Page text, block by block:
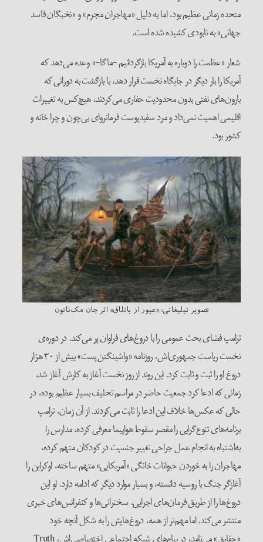
متحده زمانی عظیم بود، اما به دلیل «مهاجران مجرم» و «نخبگان فاسد
جهانی» به نابودی کشیده شده است.
شعار «عظمت را دوباره به آمریکا بازگردانیم -ماگا-» وعده می‌دهد که
آمریکا را بار دیگر در جایگاه نخست قرار دهد، با بازگشت به دورانی که
بارون‌های نفتی بدون محدودیت حفاری می‌کردند، هیچ‌کس به تغییرات
اقلیمی اهمیت نمی‌داد و مرد سفیدپوست فرمانروای بی‌چون و چرا خانه و
کشور بود.
تصویر تبلیغاتی: «عبور از باتلاق» اثر جان مک‌ناتون
ترامپ فضای بحث عمومی را با دروغ‌های فراوان پر می‌کند. در دوره‌ی
نخست ریاست جمهوری‌اش، روزنامه «واشینگتن پست» بیش از ۳۰ هزار
دروغ او را ثبت و ثابت کرد. این روند از روز نخست آغاز به کارش آغاز شد،
زمانی که ادعا کرد جمعیت حاضر در مراسم تحلیف بسیار عظیم بوده، در
حالی که عکس‌ها خلاف این ادعا را ثابت می‌کردند. از آن زمان، ترامپ
برنامه‌های تنوع‌گرایی را مقصر سقوط هواپیما معرفی کرده، مدارس را
به‌اشتباه به انجام عمل جراحی تغییر جنسیت در کودکان متهم کرده،
مهاجران را به خوردن حیوانات خانگی «آمریکایی» متهم ساخته، اوکراین را
آغازگر جنگ با روسیه دانسته، و بسیار موارد دیگر که ادامه دارد. او این
دروغ‌ها را از طریق فرمان‌های اجرایی، سخنرانی‌ها و کنفرانس‌های خبری
منتشر می‌کند. اما مهم‌تر از همه، دروغ‌هایش را به شکل آنچه خود